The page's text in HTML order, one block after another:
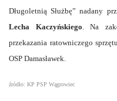
Długoletnią Służbę” nadany
Lecha Kaczyńskiego . Na
przekazania ratowniczego
OSP Damasławek.
źródło: KP PSP Wągrowiec